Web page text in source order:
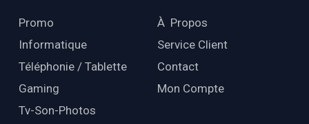
Promo
Informatique
Téléphonie / Tablette
Gaming
Tv-Son-Photos
À Propos
Service Client
Contact
Mon Compte